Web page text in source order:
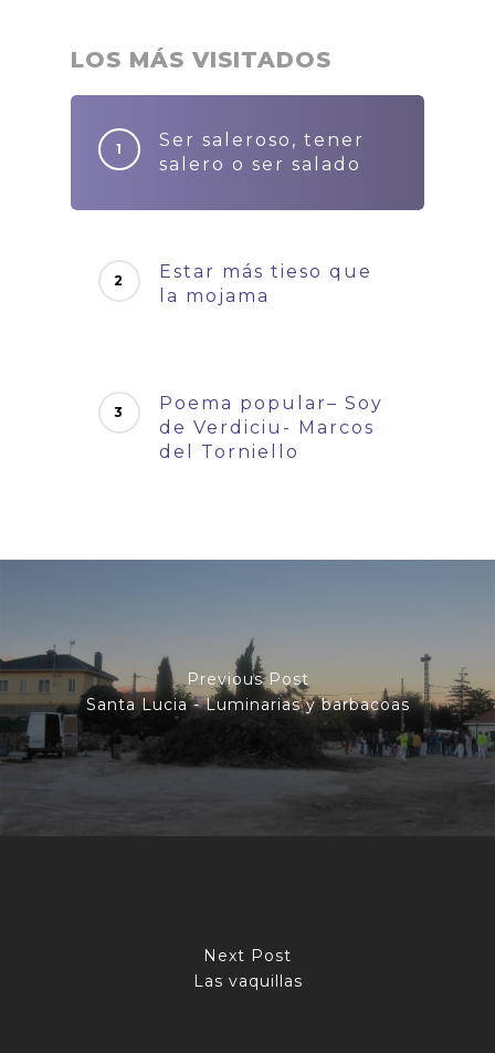
LOS MÁS VISITADOS
Ser saleroso, tener
salero o ser salado
Estar más tieso que
la mojama
Poema popular– Soy
de Verdiciu- Marcos
del Torniello
Previous Post
Santa Lucia - Luminarias y barbacoas
Next Post
Las vaquillas